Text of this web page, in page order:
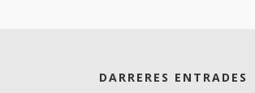
DARRERES ENTRADES